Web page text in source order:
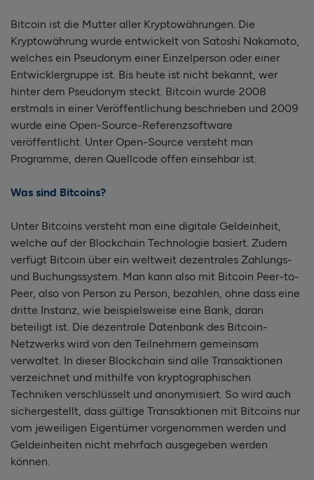
Bitcoin ist die Mutter aller Kryptowährungen. Die
Kryptowährung wurde entwickelt von Satoshi Nakamoto,
welches ein Pseudonym einer Einzelperson oder einer
Entwicklergruppe ist. Bis heute ist nicht bekannt, wer
hinter dem Pseudonym steckt. Bitcoin wurde 2008
erstmals in einer Veröffentlichung beschrieben und 2009
wurde eine Open-Source-Referenzsoftware
veröffentlicht. Unter Open-Source versteht man
Programme, deren Quellcode offen einsehbar ist.
Was sind Bitcoins?
Unter Bitcoins versteht man eine digitale Geldeinheit,
welche auf der Blockchain Technologie basiert. Zudem
verfügt Bitcoin über ein weltweit dezentrales Zahlungs-
und Buchungssystem. Man kann also mit Bitcoin Peer-to-
Peer, also von Person zu Person, bezahlen, ohne dass eine
dritte Instanz, wie beispielsweise eine Bank, daran
beteiligt ist. Die dezentrale Datenbank des Bitcoin-
Netzwerks wird von den Teilnehmern gemeinsam
verwaltet. In dieser Blockchain sind alle Transaktionen
verzeichnet und mithilfe von kryptographischen
Techniken verschlüsselt und anonymisiert. So wird auch
sichergestellt, dass gültige Transaktionen mit Bitcoins nur
vom jeweiligen Eigentümer vorgenommen werden und
Geldeinheiten nicht mehrfach ausgegeben werden
können.